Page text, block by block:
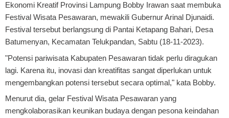
Ekonomi Kreatif Provinsi Lampung Bobby Irawan saat membuka
Festival Wisata Pesawaran, mewakili Gubernur Arinal Djunaidi.
Festival tersebut berlangsung di Pantai Ketapang Bahari, Desa
Batumenyan, Kecamatan Telukpandan, Sabtu (18-11-2023).
"Potensi pariwisata Kabupaten Pesawaran tidak perlu diragukan
lagi. Karena itu, inovasi dan kreatifitas sangat diperlukan untuk
mengembangkan potensi tersebut secara optimal," kata Bobby.
Menurut dia, gelar Festival Wisata Pesawaran yang
mengkolaborasikan keunikan budaya dengan pesona keindahan